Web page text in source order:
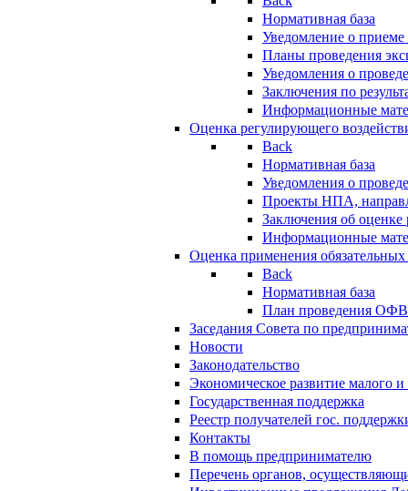
Нормативная база
Уведомление о
Планы проведения
Уведомления о
Заключения по
Информационные
Оценка регулирующего
Back
Нормативная база
Уведомления о
Проекты НПА,
Заключения об
Информационные
Оценка применения
Back
Нормативная база
План проведения
Заседания Совета по
Новости
Законодательство
Экономическое развитие малого и
Государственная поддержка
Реестр получателей гос.
Контакты
В помощь предпринимателю
Перечень органов,